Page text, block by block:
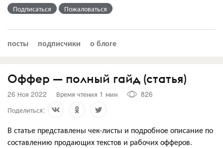
Подписаться Пожаловаться
посты подписчики о блоге
Оффер — полный гайд (статья)
26 Ноя 2022 Время чтения 1 мин
826
Поделиться:
В статье представлены чек-листы и подробное описание по
составлению продающих текстов и рабочих офферов.